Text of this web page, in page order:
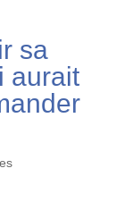
sa
aurait